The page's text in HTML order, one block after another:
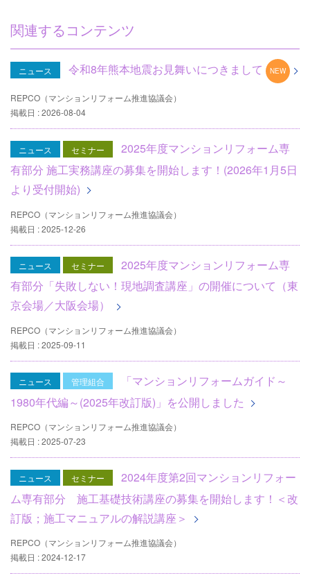
関連するコンテンツ
ニュース 令和8年熊本地震お見舞いにつきまして
REPCO（マンションリフォーム推進協議会）
掲載日 : 2026-08-04
ニュース セミナー
2025年度マンションリフォーム専
有部分 施工実務講座の募集を開始します！(2026年1月5日
より受付開始)
REPCO（マンションリフォーム推進協議会）
掲載日 : 2025-12-26
ニュース セミナー
2025年度マンションリフォーム専
有部分「失敗しない！現地調査講座」の開催について（東
京会場／大阪会場）
REPCO（マンションリフォーム推進協議会）
掲載日 : 2025-09-11
ニュース 管理組合
「マンションリフォームガイド～
1980年代編～(2025年改訂版)」を公開しました
REPCO（マンションリフォーム推進協議会）
掲載日 : 2025-07-23
ニュース セミナー
2024年度第2回マンションリフォー
ム専有部分 施工基礎技術講座の募集を開始します！＜改
訂版；施工マニュアルの解説講座＞
REPCO（マンションリフォーム推進協議会）
掲載日 : 2024-12-17